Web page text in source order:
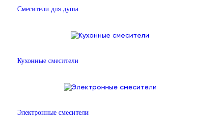
Смесители для душа
Кухонные смесители
Электронные смесители